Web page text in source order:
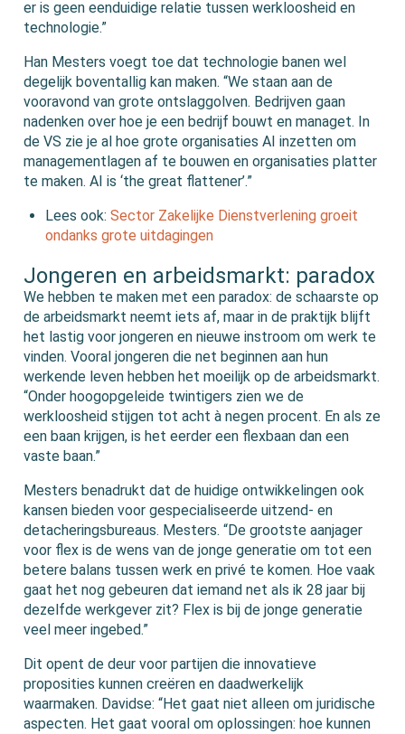
er is geen eenduidige relatie tussen werkloosheid en
technologie.”
Han Mesters voegt toe dat technologie banen wel
degelijk boventallig kan maken. “We staan aan de
vooravond van grote ontslaggolven. Bedrijven gaan
nadenken over hoe je een bedrijf bouwt en managet. In
de VS zie je al hoe grote organisaties AI inzetten om
managementlagen af te bouwen en organisaties platter
te maken. AI is ‘the great flattener’.”
Lees ook:Sector Zakelijke Dienstverlening groeit
ondanks grote uitdagingen
Jongeren en arbeidsmarkt: paradox
We hebben te maken met een paradox: de schaarste op
de arbeidsmarkt neemt iets af, maar in de praktijk blijft
het lastig voor jongeren en nieuwe instroom om werk te
vinden. Vooral jongeren die net beginnen aan hun
werkende leven hebben het moeilijk op de arbeidsmarkt.
“Onder hoogopgeleide twintigers zien we de
werkloosheid stijgen tot acht à negen procent. En als ze
een baan krijgen, is het eerder een flexbaan dan een
vaste baan.”
Mesters benadrukt dat de huidige ontwikkelingen ook
kansen bieden voor gespecialiseerde uitzend- en
detacheringsbureaus. Mesters. “De grootste aanjager
voor flex is de wens van de jonge generatie om tot een
betere balans tussen werk en privé te komen. Hoe vaak
gaat het nog gebeuren dat iemand net als ik 28 jaar bij
dezelfde werkgever zit? Flex is bij de jonge generatie
veel meer ingebed.”
Dit opent de deur voor partijen die innovatieve
proposities kunnen creëren en daadwerkelijk
waarmaken. Davidse: “Het gaat niet alleen om juridische
aspecten. Het gaat vooral om oplossingen: hoe kunnen